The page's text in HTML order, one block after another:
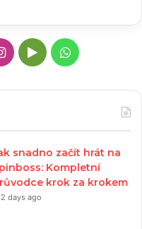
Instagram
GoogleWhatsApp
snadno začít hrát na
Kompletní
krok za krokem
2 days ago